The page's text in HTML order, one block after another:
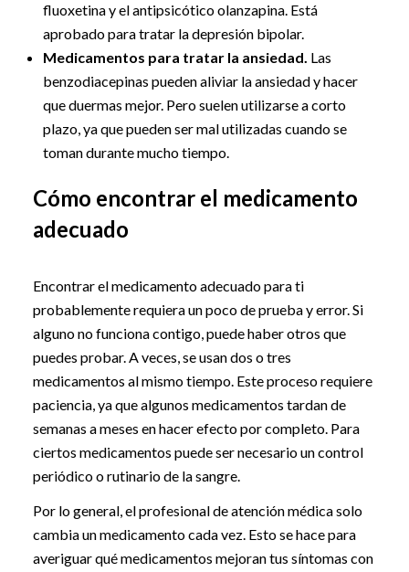
fluoxetina y el antipsicótico olanzapina. Está
aprobado para tratar la depresión bipolar.
Medicamentos para tratar la ansiedad. Las
benzodiacepinas pueden aliviar la ansiedad y hacer
que duermas mejor. Pero suelen utilizarse a corto
plazo, ya que pueden ser mal utilizadas cuando se
toman durante mucho tiempo.
Cómo encontrar el medicamento
adecuado
Encontrar el medicamento adecuado para ti
probablemente requiera un poco de prueba y error. Si
alguno no funciona contigo, puede haber otros que
puedes probar. A veces, se usan dos o tres
medicamentos al mismo tiempo. Este proceso requiere
paciencia, ya que algunos medicamentos tardan de
semanas a meses en hacer efecto por completo. Para
ciertos medicamentos puede ser necesario un control
periódico o rutinario de la sangre.
Por lo general, el profesional de atención médica solo
cambia un medicamento cada vez. Esto se hace para
averiguar qué medicamentos mejoran tus síntomas con